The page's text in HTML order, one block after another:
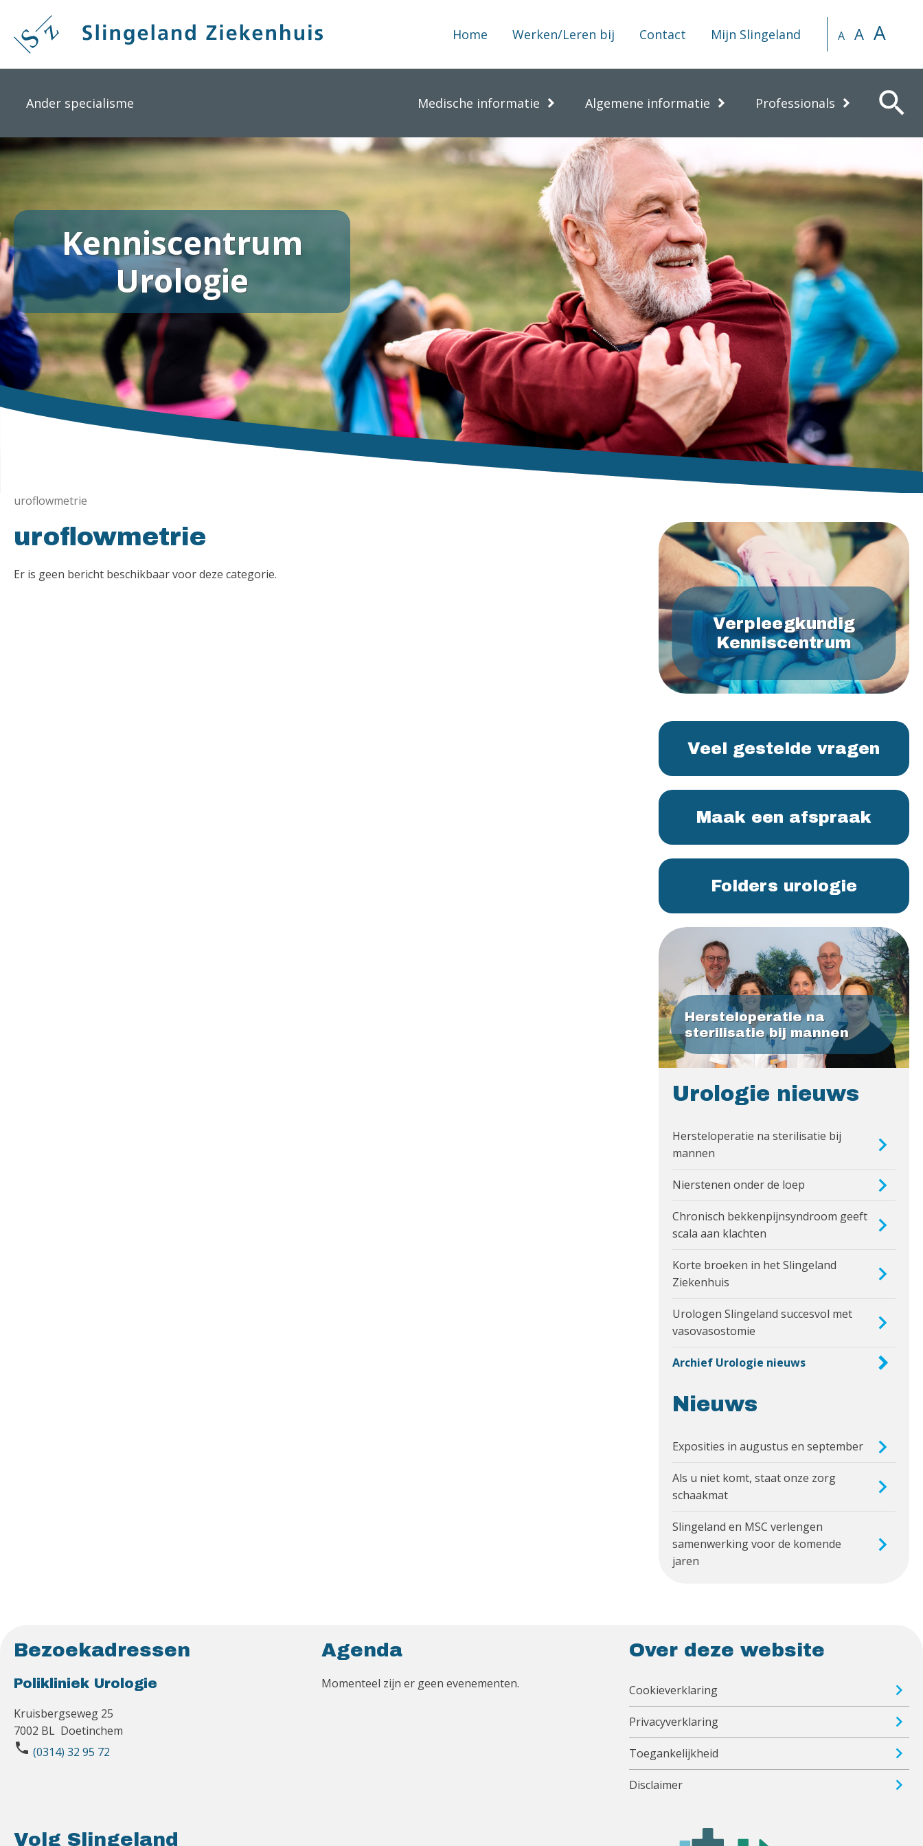
naar
Home Werken/Leren bij Contact Mijn Slingeland A A A
Ander specialisme Medische informatie Algemene informatie Professionals search
Kenniscentrum
Urologie
uroflowmetrie
uroflowmetrie
Er is geen bericht beschikbaar voor deze categorie.
Verpleegkundig
Kenniscentrum
Veel gestelde vragen
Maak een afspraak
Folders urologie
Hersteloperatie na
sterilisatie bij mannen
Urologie nieuws
Hersteloperatie na sterilisatie bij
mannen
Nierstenen onder de loep
Chronisch bekkenpijnsyndroom geeft
scala aan klachten
Korte broeken in het Slingeland
Ziekenhuis
Urologen Slingeland succesvol met
vasovasostomie
Archief Urologie nieuws
Nieuws
Exposities in augustus en september
Als u niet komt, staat onze zorg
schaakmat
Slingeland en MSC verlengen
samenwerking voor de komende
jaren
Bezoekadressen
Polikliniek Urologie
Kruisbergseweg 25
7002 BL Doetinchem
phone (0314) 32 95 72
Volg Slingeland
Agenda
Momenteel zijn er geen evenementen.
Over deze website
Cookieverklaring
Privacyverklaring
Toegankelijkheid
Disclaimer